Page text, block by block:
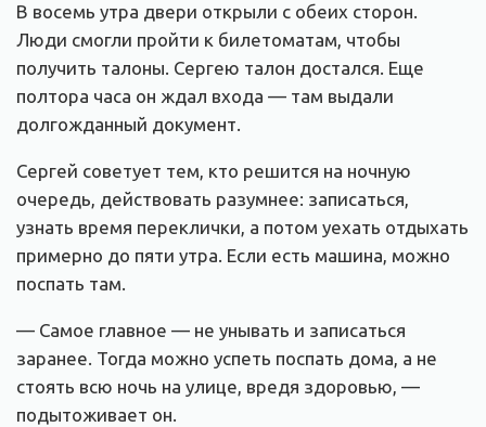
В восемь утра двери открыли с обеих сторон.
Люди смогли пройти к билетоматам, чтобы
получить талоны. Сергею талон достался. Еще
полтора часа он ждал входа — там выдали
долгожданный документ.
Сергей советует тем, кто решится на ночную
очередь, действовать разумнее: записаться,
узнать время переклички, а потом уехать отдыхать
примерно до пяти утра. Если есть машина, можно
поспать там.
— Самое главное — не унывать и записаться
заранее. Тогда можно успеть поспать дома, а не
стоять всю ночь на улице, вредя здоровью, —
подытоживает он.